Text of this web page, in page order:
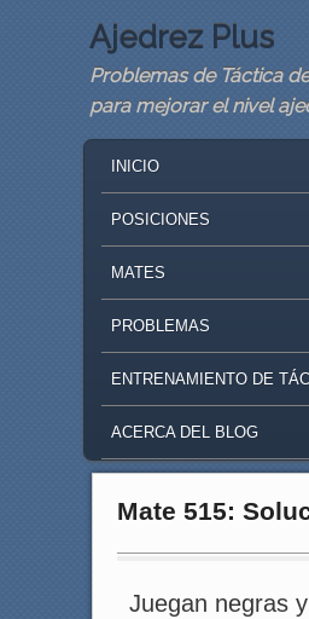
Ajedrez Plus
Problemas de Táctica
para mejorar el nivel
SKIP TO PRIMARY
SKIP TO SECONDARY
INICIO
POSICIONES
MATES
PROBLEMAS
ENTRENAMIENTO DE
ACERCA DEL BLOG
Mate 515:
Juegan negras